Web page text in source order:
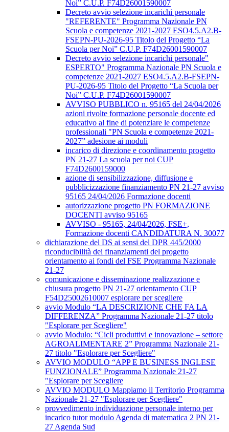
Noi” C.U.P. F74D26001590007
Decreto avvio selezione incarichi personale
"REFERENTE" Programma Nazionale PN
Scuola e competenze 2021-2027 ESO4.5.A2.B-
FSEPN-PU-2026-95 Titolo del Progetto “La
Scuola per Noi” C.U.P. F74D26001590007
Decreto avvio selezione incarichi personale"
ESPERTO" Programma Nazionale PN Scuola e
competenze 2021-2027 ESO4.5.A2.B-FSEPN-
PU-2026-95 Titolo del Progetto “La Scuola per
Noi” C.U.P. F74D26001590007
AVVISO PUBBLICO n. 95165 del 24/04/2026
azioni rivolte formazione personale docente ed
educativo al fine di potenziare le competenze
professionali "PN Scuola e competenze 2021-
2027” adesione ai moduli
incarico di direzione e coordinamento progetto
PN 21-27 La scuola per noi CUP
F74D2600159000
azione di sensibilizzazione, diffusione e
pubblicizzazione finanziamento PN 21-27 avviso
95165 24/04/2026 Formazione docenti
autorizzazione progetto PN FORMAZIONE
DOCENTI avviso 95165
AVVISO - 95165, 24/04/2026, FSE+,
Formazione docenti CANDIDATURA N. 30077
dichiarazione del DS ai sensi del DPR 445/2000
riconducibilità dei finanziamenti del progetto
orientamento ai fondi del FSE Programma Nazionale
21-27
comunicazione e disseminazione realizzazione e
chiusura progetto PN 21-27 orientamento CUP
F54D25002610007 esplorare per scegliere
avvio Modulo “LA DESCRIZIONE CHE FA LA
DIFFERENZA” Programma Nazionale 21-27 titolo
"Esplorare per Scegliere"
avvio Modulo: “Cicli produttivi e innovazione – settore
AGROALIMENTARE 2” Programma Nazionale 21-
27 titolo "Esplorare per Scegliere"
AVVIO MODULO “APP E BUSINESS INGLESE
FUNZIONALE” Programma Nazionale 21-27
"Esplorare per Scegliere
AVVIO MODULO Mappiamo il Territorio Programma
Nazionale 21-27 "Esplorare per Scegliere"
provvedimento individuazione personale interno per
incarico tutor modulo Agenda di matematica 2 PN 21-
27 Agenda Sud